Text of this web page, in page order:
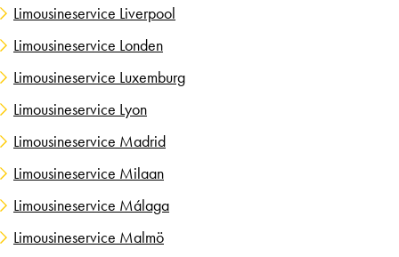
Limousineservice Liverpool
Limousineservice Londen
Limousineservice Luxemburg
Limousineservice Lyon
Limousineservice Madrid
Limousineservice Milaan
Limousineservice Málaga
Limousineservice Malmö